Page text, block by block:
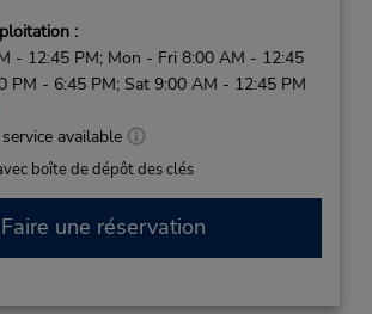
:
- 12:45 PM; Mon - Fri 8:00 AM - 12:45
PM - 6:45 PM; Sat 9:00 AM - 12:45 PM
available
boîte de dépôt des clés
Faire une réservation